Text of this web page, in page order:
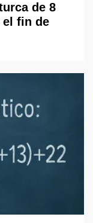
de 8
el fin de